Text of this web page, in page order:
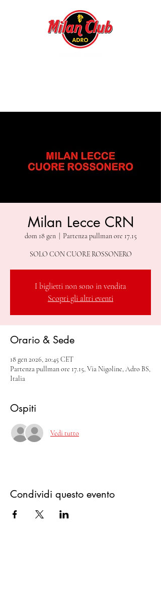
Milan Lecce CRN
dom 18 gen
  |
Partenza pullman ore 17.15
SOLO CON CUORE ROSSONERO
I biglietti non sono in vendita
Scopri gli altri eventi
Orario & Sede
18 gen 2026, 20:45 CET
Partenza pullman ore 17.15, Via Nigoline, Adro BS,
Italia
Ospiti
Vedi tutto
Condividi questo evento